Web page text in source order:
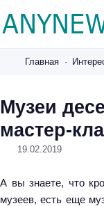
e
w
r
u
Главная
Музеи
мастер-
19.02.2019
А вы знаете, что
музеев, есть еще